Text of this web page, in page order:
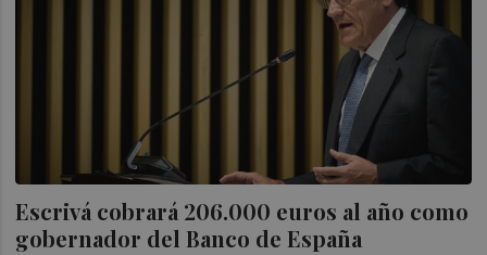
Escrivá cobrará 206.000 euros al año como
gobernador del Banco de España